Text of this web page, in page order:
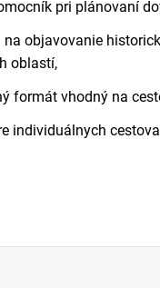
pri plánovaní
na objavovanie
oblastí,
formát vhodný na
individuálnych